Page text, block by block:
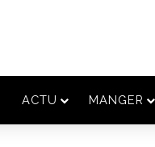
ACTU MANGER